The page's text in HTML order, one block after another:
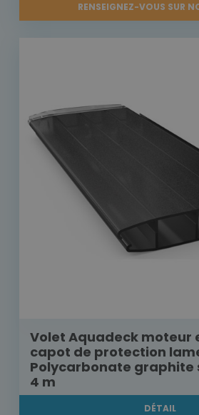
RENSEIGNEZ-VOUS SUR
Volet Aquadeck moteur
capot de protection
Polycarbonate graphite
4 m
DÉTAIL